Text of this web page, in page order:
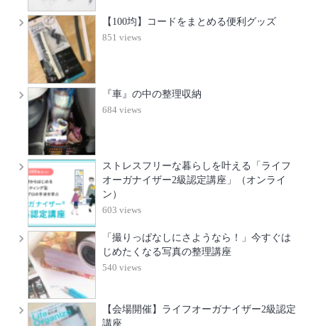
【100均】コードをまとめる便利グッズ
851 views
『車』の中の整理収納
684 views
ストレスフリーな暮らしを叶える「ライフ
オーガナイザー2級認定講座」（オンライ
ン）
603 views
「撮りっぱなしにさようなら！」今すぐは
じめたくなる写真の整理講座
540 views
【会場開催】ライフオーガナイザー2級認定
講座